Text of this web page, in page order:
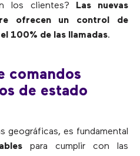
los clientes?
Las nuevas
ofrecen un control de
100% de las llamadas.
comandos
de estado
geográficas, es fundamental
para cumplir con las